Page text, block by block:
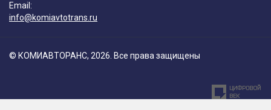
Email:
info@komiavtotrans.ru
© КОМИАВТОРАНС, 2026. Все права защищены